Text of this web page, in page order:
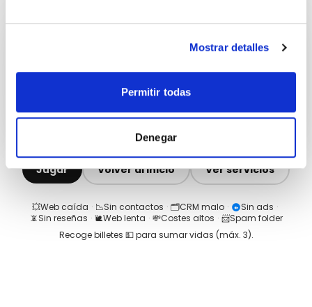
Mostrar detalles
Permitir todas
Denegar
Jugar Volver al inicio Ver servicios
💥Web caída · 📉Sin contactos · 🗂️CRM malo · Sin ads ·
📵Sin reseñas · 🐌Web lenta · 💸Costes altos · 📨Spam folder
Recoge billetes 💵 para sumar vidas (máx. 3).